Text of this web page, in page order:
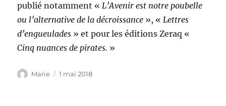
publié notamment «L’Avenir est notre poubelle
ou l’alternative de la décroissance », « Lettres
d’engueulades » et pour les éditions Zeraq «
Cinq nuances de pirates. »
Auteur
Marie
Publié
1 mai 2018